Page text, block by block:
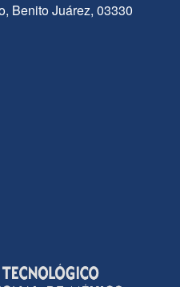
Benito Juárez, 03330